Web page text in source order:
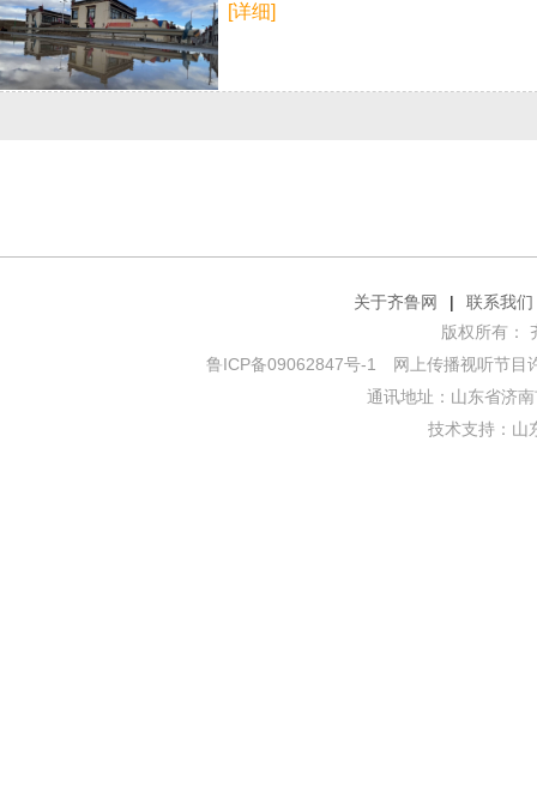
[详细]
关于齐鲁网 |
联系我们
版权所有：
鲁ICP备09062847号-1
网上传播视听节目
通讯地址：山东省济
技术支持： 山